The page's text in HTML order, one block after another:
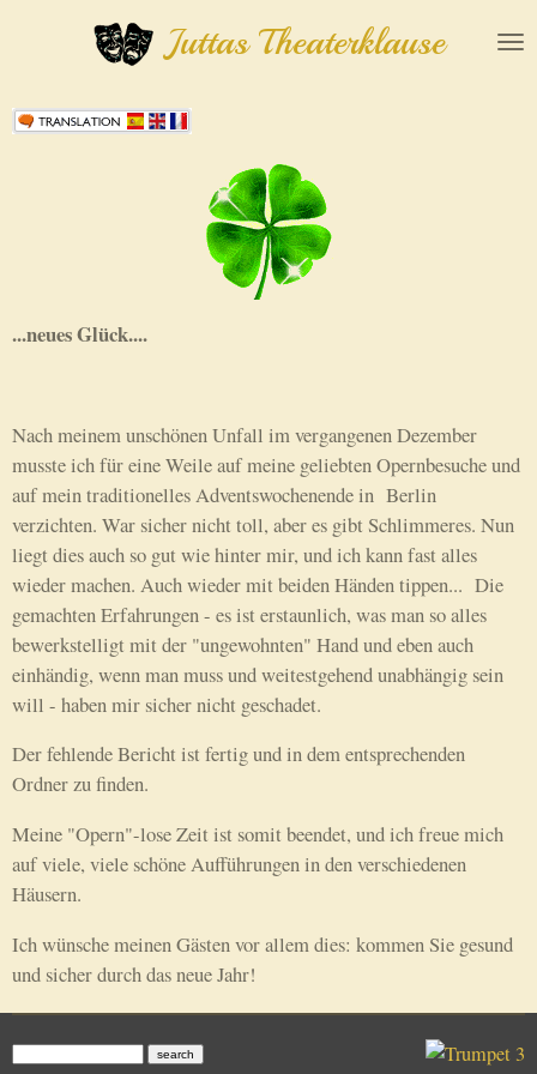
Hauptinhalt
Juttas Theaterklause
...neues Glück....
Nach meinem unschönen Unfall im vergangenen Dezember
musste ich für eine Weile auf meine geliebten Opernbesuche und
auf mein traditionelles Adventswochenende in Berlin
verzichten. War sicher nicht toll, aber es gibt Schlimmeres. Nun
liegt dies auch so gut wie hinter mir, und ich kann fast alles
wieder machen. Auch wieder mit beiden Händen tippen... Die
gemachten Erfahrungen - es ist erstaunlich, was man so alles
bewerkstelligt mit der "ungewohnten" Hand und eben auch
einhändig, wenn man muss und weitestgehend unabhängig sein
will - haben mir sicher nicht geschadet.
Der fehlende Bericht ist fertig und in dem entsprechenden
Ordner zu finden.
Meine "Opern"-lose Zeit ist somit beendet, und ich freue mich
auf viele, viele schöne Aufführungen in den verschiedenen
Häusern.
Ich wünsche meinen Gästen vor allem dies: kommen Sie gesund
und sicher durch das neue Jahr!